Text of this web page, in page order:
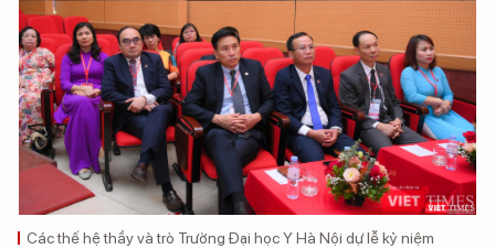
Các thế hệ thầy và trò Trường Đại học Y Hà Nội dự lễ kỷ niệm